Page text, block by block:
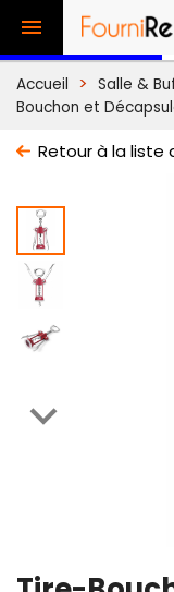

Accueil Salle &
Bouchon et
Retour à la liste
